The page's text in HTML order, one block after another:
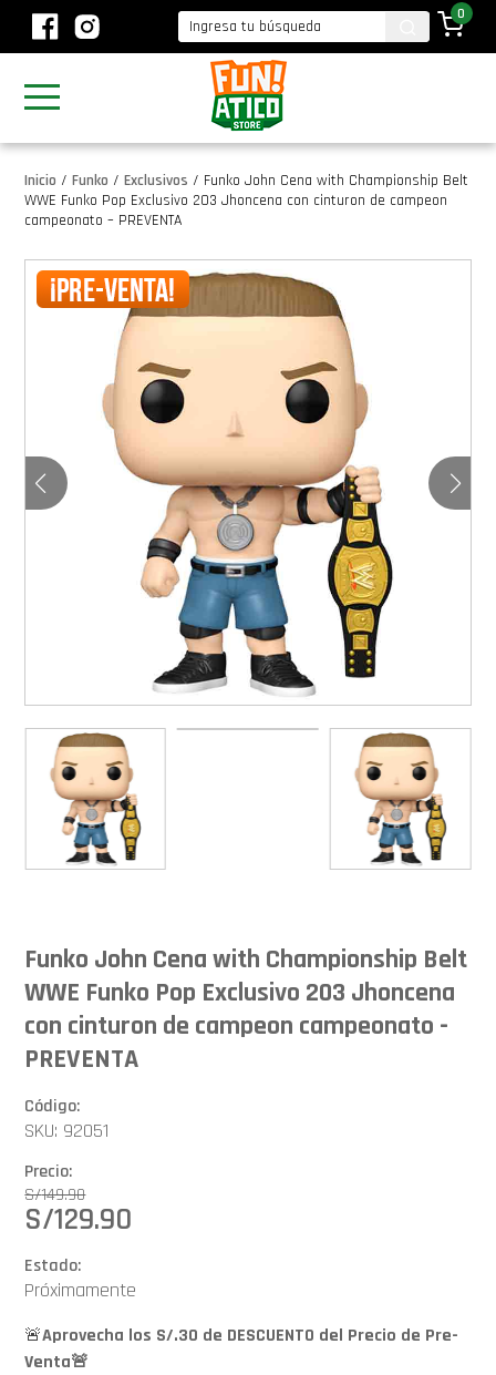
0
Inicio / Funko / Exclusivos / Funko John Cena with Championship Belt
WWE Funko Pop Exclusivo 203 Jhoncena con cinturon de campeon
campeonato – PREVENTA
Funko John Cena with Championship Belt
WWE Funko Pop Exclusivo 203 Jhoncena
con cinturon de campeon campeonato -
PREVENTA
Código:
SKU: 92051
Precio:
S/149.90
S/129.90
Estado:
Próximamente
🚨Aprovecha los S/.30 de DESCUENTO del Precio de Pre-
Venta🚨